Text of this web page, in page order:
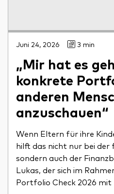
Juni 24, 2026 3 min
„Mir hat es
konkrete
anderen
anzuschauen“
Wenn Eltern für ihre
hilft das nicht nur bei der
sondern auch der
Lukas, der sich im
Portfolio Check 2026